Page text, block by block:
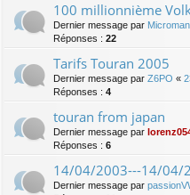
100 millionnième
Dernier message par
Réponses : 22
Tarifs Touran 2005
Dernier message par Z6PO «
Réponses : 4
touran from japan
Dernier message par
Réponses : 6
14/04/2003---14/04/
Dernier message par